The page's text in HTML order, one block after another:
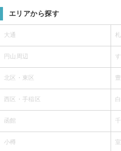
エリアから探す
大通
円山周辺
北区・東区
西区・手稲区
函館
小樽